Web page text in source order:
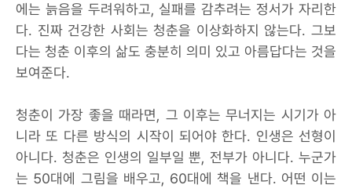
에는 늙음을 두려워하고, 실패를 감추려는 정서가 자리한
다. 진짜 건강한 사회는 청춘을 이상화하지 않는다. 그보
다는 청춘 이후의 삶도 충분히 의미 있고 아름답다는 것을
보여준다.
청춘이 가장 좋을 때라면, 그 이후는 무너지는 시기가 아
니라 또 다른 방식의 시작이 되어야 한다. 인생은 선형이
아니다. 청춘은 인생의 일부일 뿐, 전부가 아니다. 누군가
는 50대에 그림을 배우고, 60대에 책을 낸다. 어떤 이는